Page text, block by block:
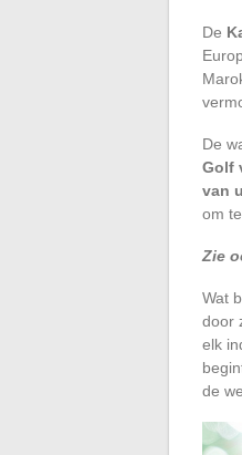
De
De
Golf
van
om
Zie
Wat
door
elk
de